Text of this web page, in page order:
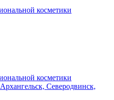
Архангельск, Северодвинск,